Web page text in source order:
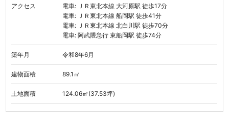
アクセス
電車: ＪＲ東北本線 大河原駅 徒歩17分
電車: ＪＲ東北本線 船岡駅 徒歩41分
電車: ＪＲ東北本線 北白川駅 徒歩70分
電車: 阿武隈急行 東船岡駅 徒歩74分
築年月 令和8年6月
建物面積 89.1㎡
土地面積 124.06㎡(37.53坪)